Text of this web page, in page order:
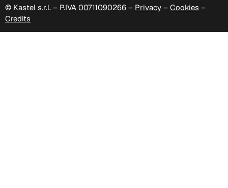
C 335
© Kastel s.r.l. – P.IVA 00711090266 – Privacy – Cookies –
Credits